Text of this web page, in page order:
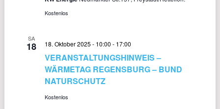
Kostenlos
SA
18 18. Oktober 2025 - 10:00 - 17:00
VERANSTALTUNGSHINWEIS –
WÄRMETAG REGENSBURG – BUND
NATURSCHUTZ
Kostenlos